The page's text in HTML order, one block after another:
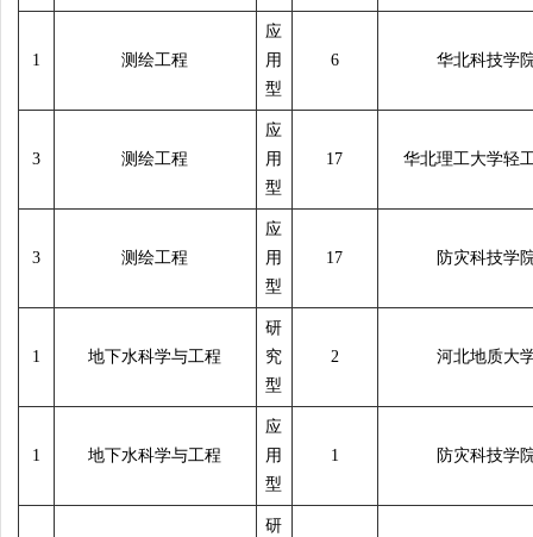
1 测绘工程
应
用
型
6 华北科技学
3 测绘工程
应
用
型
17 华北理工大学轻
3 测绘工程
应
用
型
17 防灾科技学
1 地下水科学与工程
研
究
型
2 河北地质大
1 地下水科学与工程
应
用
型
1 防灾科技学
研